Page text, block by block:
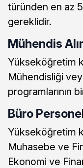
türünden en az
gereklidir.
Mühendis
Yükseköğretim
Mühendisliği
programlarının
Büro
Yükseköğretim
Muhasebe ve
Ekonomi ve